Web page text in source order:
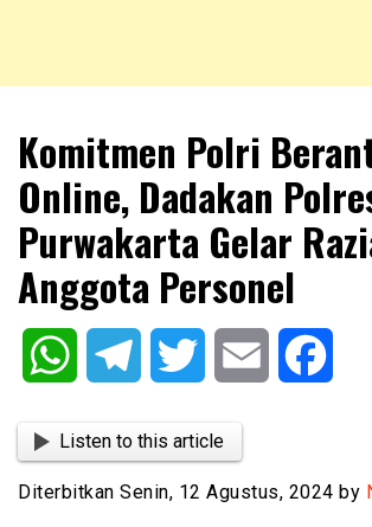
NKRIPOST
Komitmen Polri
Online, Dadakan
Purwakarta Gelar
Anggota Personel
WhatsAppTelegram Twitter Email
Listen to this article
Diterbitkan Senin, 12 Agustus, 2024 by